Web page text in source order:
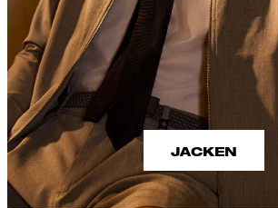
JACKEN